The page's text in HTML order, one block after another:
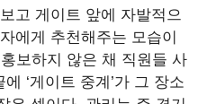
고 게이트 앞에 자발적으
에게 추천해주는 모습이
보하지 않은 채 직원들 사
‘게이트 중계’가 그 장소